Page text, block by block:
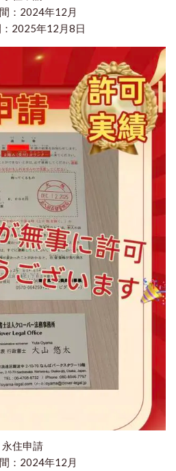
：2024年12月
2025年12月8日
永住申請
：2024年12月